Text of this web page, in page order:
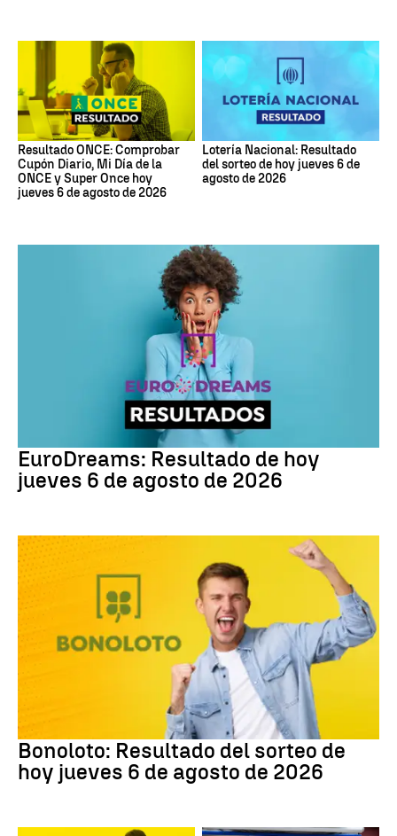
Resultado ONCE: Comprobar
Cupón Diario, Mi Día de la
ONCE y Super Once hoy
jueves 6 de agosto de 2026
Lotería Nacional: Resultado
del sorteo de hoy jueves 6 de
agosto de 2026
EuroDreams: Resultado de hoy
jueves 6 de agosto de 2026
Bonoloto
Bonoloto: Resultado del sorteo de
hoy jueves 6 de agosto de 2026